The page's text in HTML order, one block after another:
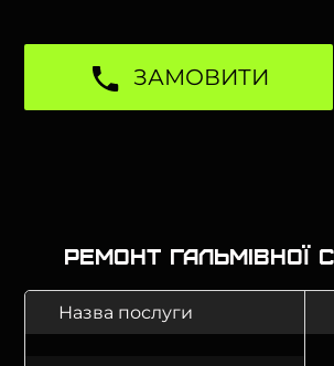
ЗАМОВИТИ
Ремонт гальмівної
Назва послуги